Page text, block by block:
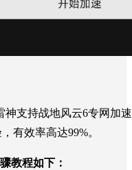
神支持战地风云6专网加
有效率高达99%。
教程如下：